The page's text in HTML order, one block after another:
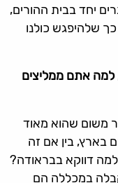
יחד בבית ההורים,
שלהיפגש כולנו
למה אתם ממליצים
משום שהוא מאוד
בארץ, בין אם זה
דווקא בבראודה?
במכללה הם